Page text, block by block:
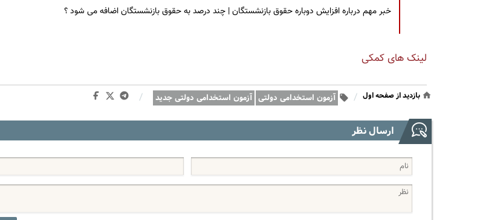
خبر مهم درباره افزایش دوباره حقوق بازنشستگان | چند درصد به حقوق بازنشستگان اضافه می شود ؟
لینک های کمکی
بازدید از صفحه اول / آزمون استخدامی دولتی آزمون استخدامی دولتی جدید /
ارسال نظر